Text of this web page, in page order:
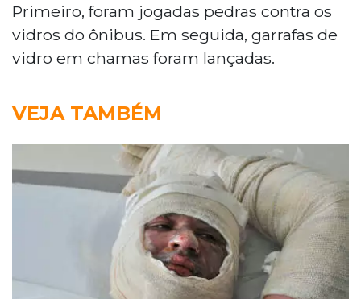
Primeiro, foram jogadas pedras contra os
vidros do ônibus. Em seguida, garrafas de
vidro em chamas foram lançadas.
VEJA TAMBÉM